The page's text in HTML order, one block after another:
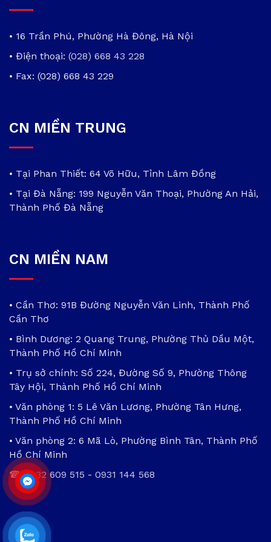
• 16 Trần Phú, Phường Hà Đông, Hà Nội
• Điện thoại: (028) 668 43 228
• Fax: (028) 668 43 229
CN MIỀN TRUNG
• Tại Phan Thiết: 64 Võ Hữu, Tỉnh Lâm Đồng
• Tại Đà Nẵng: 199 Nguyễn Văn Thoại, Phường An Hải,
Thành Phố Đà Nẵng
CN MIỀN NAM
• Cần Thơ: 91B Đường Nguyễn Văn Linh, Thành Phố
Cần Thơ
• Bình Dương: 2 Quang Trung, Phường Thủ Dầu Một,
Thành Phố Hồ Chí Minh
• Trụ sở chính: Số 224, Đường Số 9, Phường Thông
Tây Hội, Thành Phố Hồ Chí Minh
• Văn phòng 1: 5 Lê Văn Lương, Phường Tân Hưng,
Thành Phố Hồ Chí Minh
• Văn phòng 2: 6 Mã Lò, Phường Bình Tân, Thành Phố
Hồ Chí Minh
☎0932 609 515 - 0931 144 568